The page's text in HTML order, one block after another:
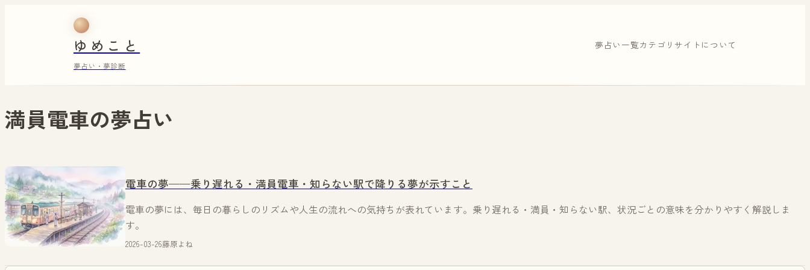
ゆめこと
夢占い・夢診断
夢占い一覧カテゴリ サイトについて
満員電車の夢占い
電車の夢——乗り遅れる・満員電車・知らない駅で降りる夢が示すこと
電車の夢には、毎日の暮らしのリズムや人生の流れへの気持ちが表れています。乗り遅れる・満員・知らない駅、状況ごとの意味を分かりやすく解説しま
す。
2026-03-26藤原よね